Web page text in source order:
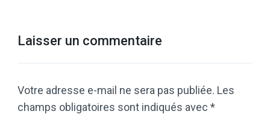
Laisser un commentaire
Votre adresse e-mail ne sera pas publiée. Les
champs obligatoires sont indiqués avec *